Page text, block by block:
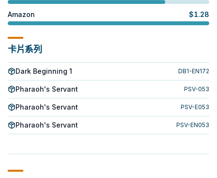
Amazon $1.28
卡片系列
Dark Beginning 1 DB1-EN172
Pharaoh's Servant PSV-053
Pharaoh's Servant PSV-E053
Pharaoh's Servant PSV-EN053